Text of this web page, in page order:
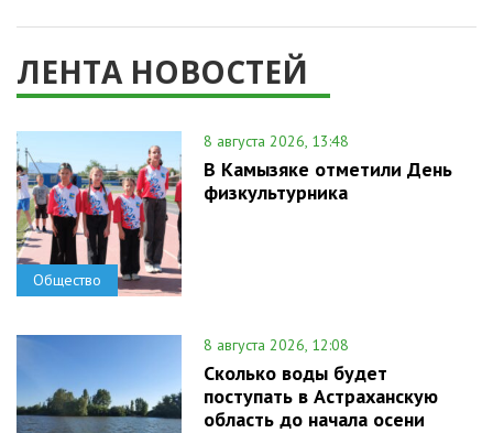
ЛЕНТА НОВОСТЕЙ
Общество
8 августа 2026, 13:48
В Камызяке отметили День
физкультурника
8 августа 2026, 12:08
Сколько воды будет
поступать в Астраханскую
область до начала осени